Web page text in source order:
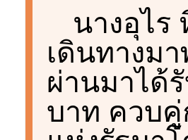
นางอุไร
เดินทางม
ผ่านมาได้
บาท ควบ